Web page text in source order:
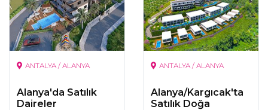
ANTALYA / ALANYA
Alanya'da Satılık
Daireler
ANTALYA / ALANYA
Alanya/Kargıcak'ta
Satılık Doğa